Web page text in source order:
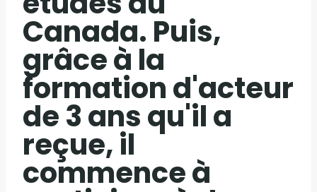
Canada. Puis,
grâce à la
formation d'acteur
de 3 ans qu'il a
reçue, il
commence à